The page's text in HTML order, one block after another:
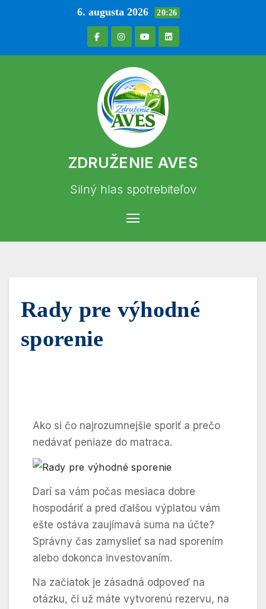
6. augusta 2026 20:26
ZDRUŽENIE AVES
Silný hlas spotrebiteľov
Rady pre výhodné
sporenie
Ako si čo najrozumnejšie sporiť a prečo
nedávať peniaze do matraca.
Darí sa vám počas mesiaca dobre
hospodáriť a pred ďalšou výplatou vám
ešte ostáva zaujímavá suma na účte?
Správny čas zamyslieť sa nad sporením
alebo dokonca investovaním.
Na začiatok je zásadná odpoveď na
otázku, či už máte vytvorenú rezervu, na